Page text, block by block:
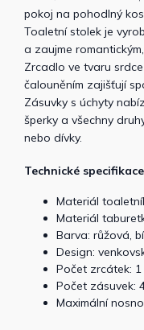
pokoj na pohodlný
Toaletní stolek je
a zaujme
Zrcadlo ve tvaru
čalouněním zajišťují
Zásuvky s úchyty
šperky a všechny
nebo dívky.
Technické
Materiál
Materiál
Barva: růžová,
Design:
Počet zrcátek: 1
Počet zásuvek:
Maximální